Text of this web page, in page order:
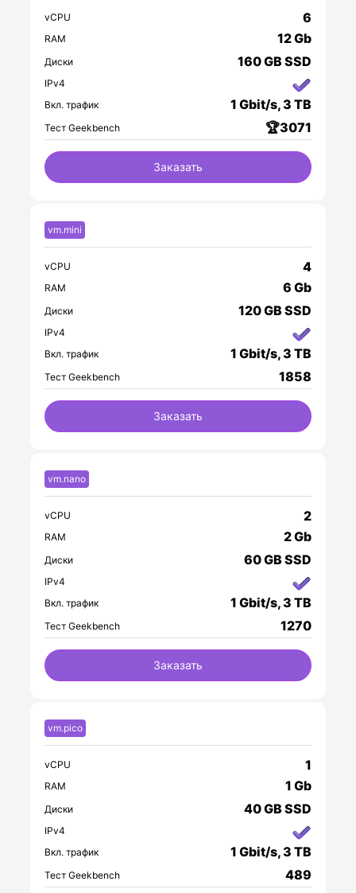
vCPU 6
RAM 12 Gb
Диски 160 GB SSD
IPv4
Вкл. трафик
1 Gbit/s, 3 TB
Тест Geekbench 🏆3071
Заказать
vm.mini
vCPU 4
RAM 6 Gb
Диски 120 GB SSD
IPv4
Вкл. трафик
1 Gbit/s, 3 TB
Тест Geekbench 1858
Заказать
vm.nano
vCPU 2
RAM 2 Gb
Диски 60 GB SSD
IPv4
Вкл. трафик
1 Gbit/s, 3 TB
Тест Geekbench 1270
Заказать
vm.pico
vCPU 1
RAM 1 Gb
Диски 40 GB SSD
IPv4
Вкл. трафик
1 Gbit/s, 3 TB
Тест Geekbench 489